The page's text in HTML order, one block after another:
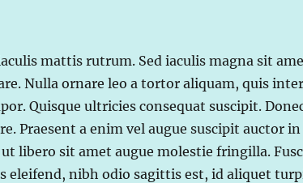
mattis rutrum. Sed iaculis magna sit
Nulla ornare leo a tortor aliquam, quis
Quisque ultricies consequat suscipit.
Praesent a enim vel augue suscipit auctor
ut libero sit amet augue molestie fringilla.
eleifend, nibh odio sagittis est, id aliquet